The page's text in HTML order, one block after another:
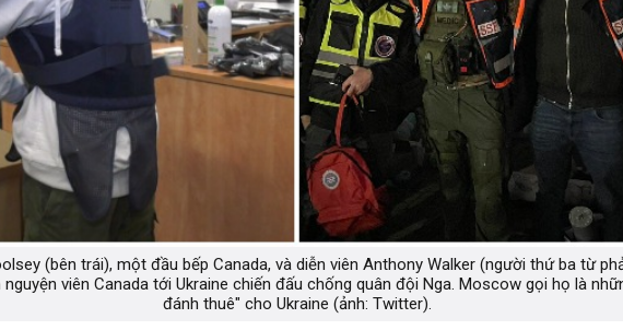
(bên trái), một đầu bếp Canada, và diễn viên Anthony Walker (người thứ ba từ
viên Canada tới Ukraine chiến đấu chống quân đội Nga. Moscow gọi họ là
đánh thuê" cho Ukraine (ảnh: Twitter).